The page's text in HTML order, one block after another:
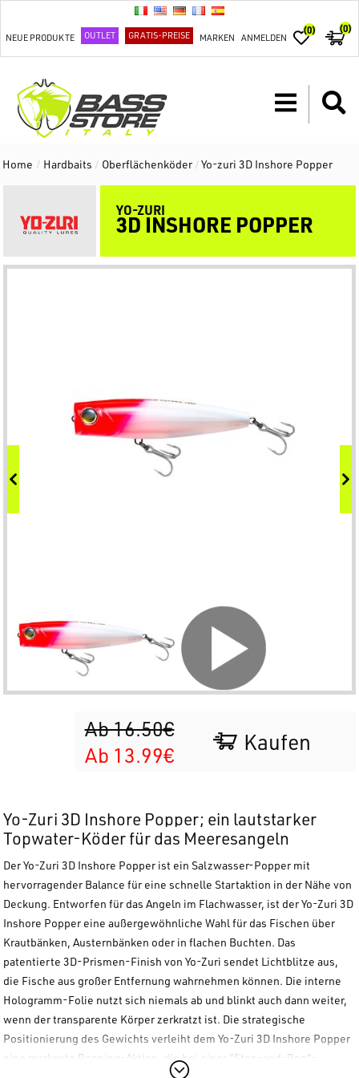
NEUE PRODUKTE OUTLET GRATIS-PREISE MARKEN ANMELDEN
(0) (0)
Home / Hardbaits / Oberflächenköder /Yo-zuri 3D Inshore Popper
YO-ZURI
3D INSHORE POPPER
Ab 16.50€
Ab 13.99€
Kaufen
Yo-Zuri 3D Inshore Popper; ein lautstarker
Topwater-Köder für das Meeresangeln
DerYo-Zuri 3D Inshore Popper ist ein Salzwasser-Popper mit
hervorragender Balance für eine schnelle Startaktion in der Nähe von
Deckung. Entworfen für das Angeln im Flachwasser, ist derYo-Zuri 3D
Inshore Popper eine außergewöhnliche Wahl für das Fischen über
Krautbänken, Austernbänken oder in flachen Buchten. Das
patentierte 3D-Prismen-Finish von Yo-Zuri sendet Lichtblitze aus,
die Fische aus großer Entfernung wahrnehmen können. Die interne
Hologramm-Folie nutzt sich niemals ab und blinkt auch dann weiter,
wenn der transparente Körper zerkratzt ist. Die strategische
Positionierung des Gewichts verleiht demYo-Zuri 3D Inshore Popper
eine markante Popping-Aktion, die bei einer "Stop-and-Pop"-